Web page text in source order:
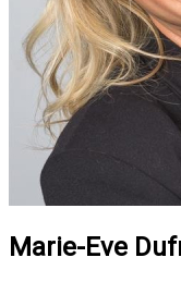
Marie-Eve